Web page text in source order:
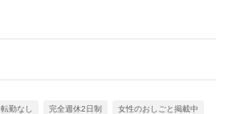
転勤なし 完全週休2日制 女性のおしごと掲載中